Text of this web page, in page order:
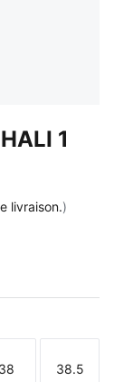
1
livraison.)
Taille
38
Taille
38.5